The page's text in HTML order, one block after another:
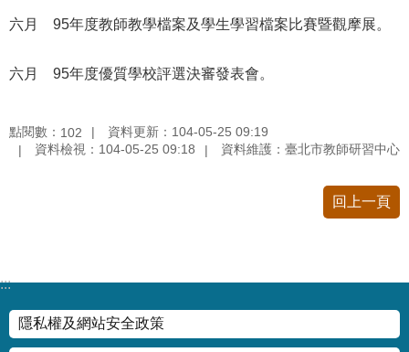
回
頁
陳
見
答
六月 95年度教師教學檔案及學生學習檔案比賽暨觀摩展。
六月 95年度優質學校評選決審發表會。
點閱數： 102
資料更新：104-05-25 09:19
資料檢視：104-05-25 09:18
資料維護：臺北市教師研習中心
回上一頁
:::
隱私權及網站安全政策